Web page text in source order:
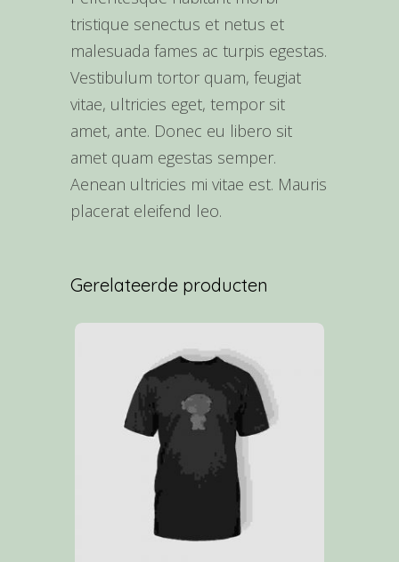
tristique senectus et netus et
malesuada fames ac turpis egestas.
Vestibulum tortor quam, feugiat
vitae, ultricies eget, tempor sit
amet, ante. Donec eu libero sit
amet quam egestas semper.
Aenean ultricies mi vitae est. Mauris
placerat eleifend leo.
Gerelateerde producten